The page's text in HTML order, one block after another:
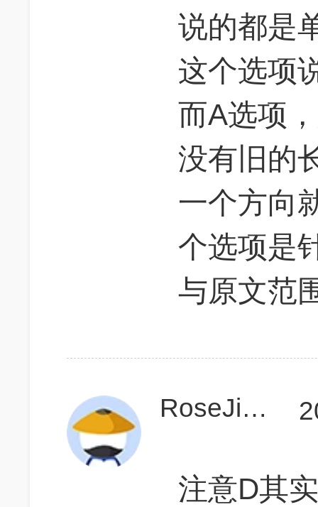
说的都是
这个选项
而A选项
没有旧的
一个方向
个选项是
与原文范
RoseJiang
注意D其